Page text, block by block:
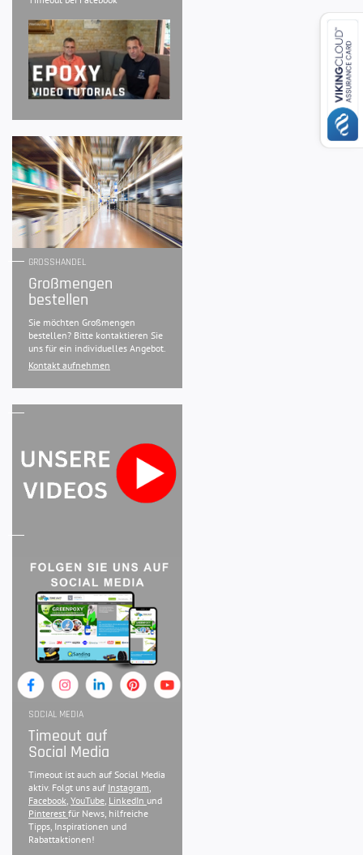
GROSSHANDEL
Großmengen
bestellen
Sie möchten Großmengen
bestellen? Bitte kontaktieren Sie
uns für ein individuelles Angebot.
Kontakt aufnehmen
SOCIAL MEDIA
Timeout auf
Social Media
Timeout ist auch auf Social Media
aktiv. Folgt uns auf Instagram
Facebook YouTube LinkedIn und
Pinterest für News, hilfreiche
Tipps, Inspirationen und
Rabattaktionen!